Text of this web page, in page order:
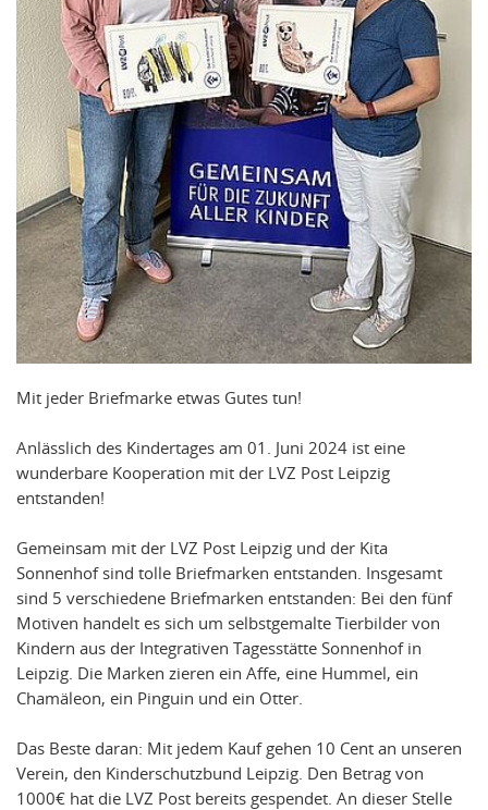
Mit jeder Briefmarke etwas Gutes tun!
Anlässlich des Kindertages am 01. Juni 2024 ist eine
wunderbare Kooperation mit der LVZ Post Leipzig
entstanden!
Gemeinsam mit der LVZ Post Leipzig und der Kita
Sonnenhof sind tolle Briefmarken entstanden. Insgesamt
sind 5 verschiedene Briefmarken entstanden: Bei den fünf
Motiven handelt es sich um selbstgemalte Tierbilder von
Kindern aus der Integrativen Tagesstätte Sonnenhof in
Leipzig. Die Marken zieren ein Affe, eine Hummel, ein
Chamäleon, ein Pinguin und ein Otter.
Das Beste daran: Mit jedem Kauf gehen 10 Cent an unseren
Verein, den Kinderschutzbund Leipzig. Den Betrag von
1000€ hat die LVZ Post bereits gespendet. An dieser Stelle